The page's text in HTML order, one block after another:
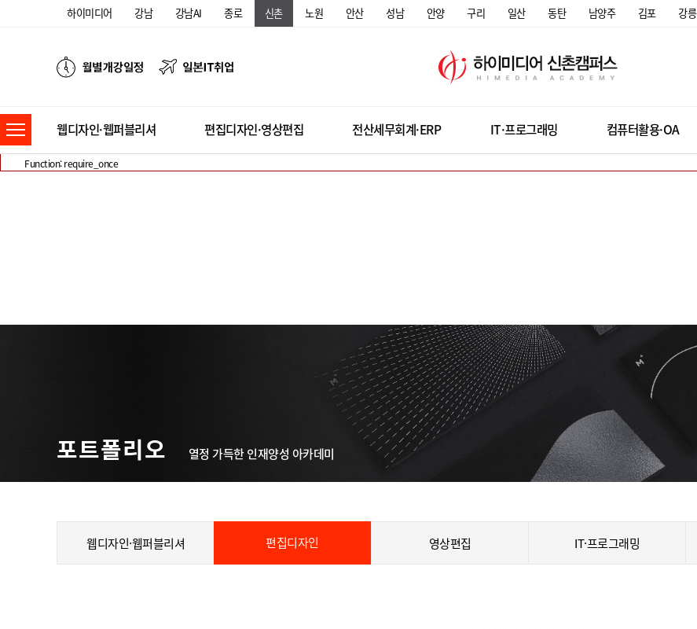
A PHP Error was encountered
Severity: Notice
Line Number: 416
Backtrace:
Function: _error_handler
File: /home/himedia.co.kr/www/himedia_1/index.php
Line: 330
Function: require_once
하이미디어 강남 강남AI 종로 신촌 노원 안산 성남 안양 구리 일산 동탄 남양주 김포 강릉
웹디자인·웹퍼블리셔 편집디자인·영상편집 전산세무회계·ERP IT·프로그래밍 컴퓨터활용·OA
포트폴리오 열정 가득한 인재양성 아카데미
웹디자인·웹퍼블리셔 편집디자인 영상편집 IT·프로그래밍